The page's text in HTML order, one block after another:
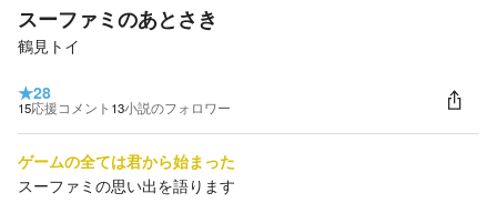
スーファミのあとさき
鶴見トイ
★28
15応援コメント 13小説のフォロワー
ゲームの全ては君から始まった
スーファミの思い出を語ります